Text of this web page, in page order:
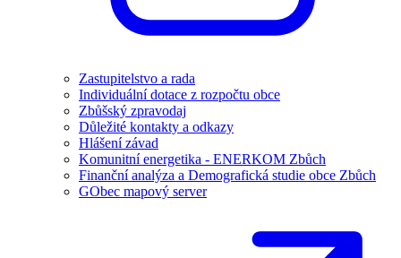
Zastupitelstvo a rada
Individuální dotace z rozpočtu obce
Zbůšský zpravodaj
Důležité kontakty a odkazy
Hlášení závad
Komunitní energetika - ENERKOM Zbůch
Finanční analýza a Demografická studie obce Zbůch
GObec mapový server